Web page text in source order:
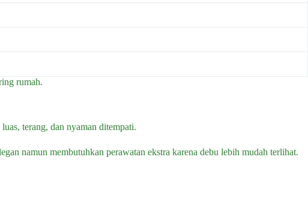
rumah.
terang, dan nyaman ditempati.
namun membutuhkan perawatan ekstra karena debu lebih mudah terlihat.